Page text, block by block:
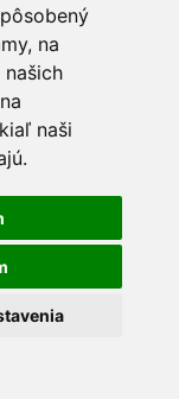
na
naši
Kontakt
elektronických
správy.